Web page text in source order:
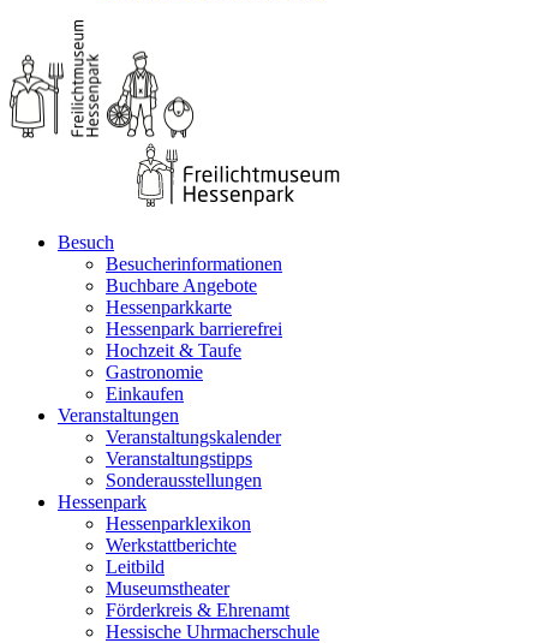
Besuch
Besucherinformationen
Buchbare Angebote
Hessenparkkarte
Hessenpark barrierefrei
Hochzeit & Taufe
Gastronomie
Einkaufen
Veranstaltungen
Veranstaltungskalender
Veranstaltungstipps
Sonderausstellungen
Hessenpark
Hessenparklexikon
Werkstattberichte
Leitbild
Museumstheater
Förderkreis & Ehrenamt
Hessische Uhrmacherschule